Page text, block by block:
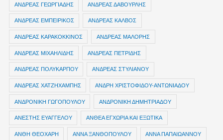
ΑΝΔΡΕΑΣ ΓΕΩΡΓΙΑΔΗΣ ΑΝΔΡΕΑΣ ΔΑΒΟΥΡΛΗΣ
ΑΝΔΡΕΑΣ ΕΜΠΕΙΡΙΚΟΣ ΑΝΔΡΕΑΣ ΚΑΛΒΟΣ
ΑΝΔΡΕΑΣ ΚΑΡΑΚΟΚΚΙΝΟΣ ΑΝΔΡΕΑΣ ΜΑΛΟΡΗΣ
ΑΝΔΡΕΑΣ ΜΙΧΑΗΛΙΔΗΣ ΑΝΔΡΕΑΣ ΠΕΤΡΙΔΗΣ
ΑΝΔΡΕΑΣ ΠΟΛΥΚΑΡΠΟΥ ΑΝΔΡΕΑΣ ΣΤΥΛΙΑΝΟΥ
ΑΝΔΡΕΑΣ ΧΑΤΖΗΧΑΜΠΗΣ ΑΝΔΡΗ ΧΡΙΣΤΟΦΙΔΟΥ-ΑΝΤΩΝΙΑΔΟΥ
ΑΝΔΡΟΝΙΚΗ ΓΩΓΟΠΟΥΛΟΥ ΑΝΔΡΟΝΙΚΗ ΔΗΜΗΤΡΙΑΔΟΥ
ΑΝΕΣΤΗΣ ΕΥΑΓΓΕΛΟΥ ΑΝΘΕΑ ΕΓΧΩΡΙΑ ΚΑΙ ΕΞΩΤΙΚΑ
ΑΝΘΗ ΘΕΟΧΑΡΗ ΑΝΝΑ ΞΑΝΘΟΠΟΥΛΟΥ ΑΝΝΑ ΠΑΠΑΙΩΑΝΝΟΥ